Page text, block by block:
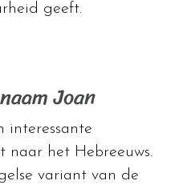
geeft.
Joan
interessante
naar het Hebreeuws.
variant van de